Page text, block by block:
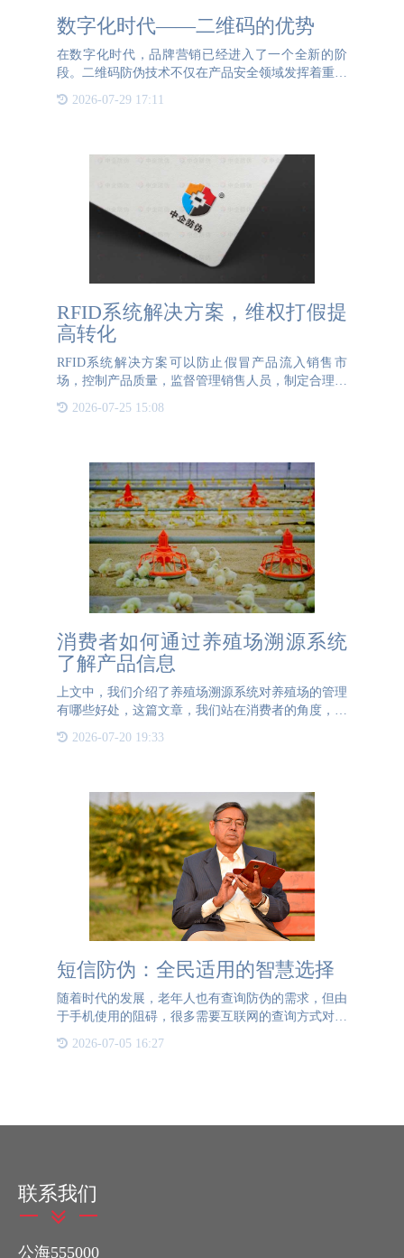
数字化时代——二维码的优势
在数字化时代，品牌营销已经进入了一个全新的阶
段。二维码防伪技术不仅在产品安全领域发挥着重要
二维码与产品防伪结合，企业不仅能够保护自己的品
2026-07-29 17:11
RFID系统解决方案，维权打假提
高转化
RFID系统解决方案可以防止假冒产品流入销售市
场，控制产品质量，监督管理销售人员，制定合理的
和管理，提高经营决策的及时性。作为一种RFID芯
2026-07-25 15:08
消费者如何通过养殖场溯源系统
了解产品信息
上文中，我们介绍了养殖场溯源系统对养殖场的管理
有哪些好处，这篇文章，我们站在消费者的角度，来
消费者更加放心。1、透明化的养殖信息，增强信任
2026-07-20 19:33
短信防伪：全民适用的智慧选择
随着时代的发展，老年人也有查询防伪的需求，但由
于手机使用的阻碍，很多需要互联网的查询方式对于
老年人来说并不友好。不擅长使用网络的他们往往会
放弃查询，这对于企业来说也是一种损失。尤其是一
2026-07-05 16:27
联系我们
公海555000